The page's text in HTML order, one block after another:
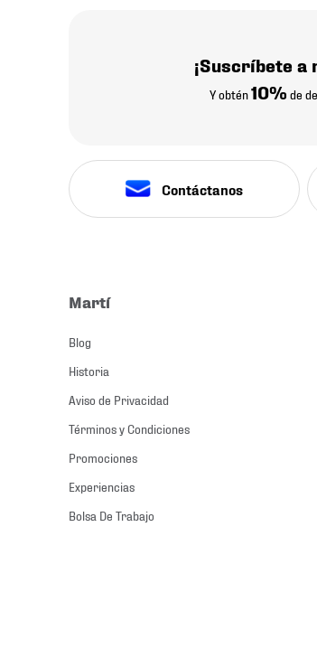
¡Suscríbete
Y obtén10% de
Contáctanos
Martí
Blog
Historia
Aviso de Privacidad
Términos y Condiciones
Promociones
Experiencias
Bolsa De Trabajo